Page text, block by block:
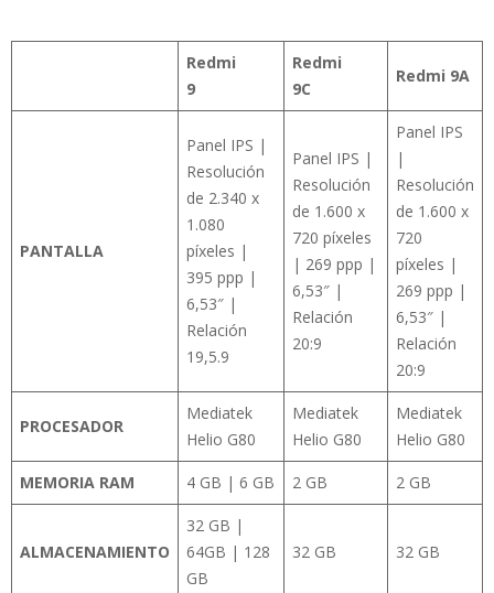
Redmi
9
Redmi
9C
Redmi 9A
PANTALLA
Panel IPS |
Resolución
de 2.340 x
1.080
píxeles |
395 ppp |
6,53″ |
Relación
19,5.9
Panel IPS |
Resolución
de 1.600 x
720 píxeles
| 269 ppp |
6,53″ |
Relación
20:9
Panel IPS
|
Resolución
de 1.600 x
720
píxeles |
269 ppp |
6,53″ |
Relación
20:9
PROCESADOR
Mediatek
Helio G80
Mediatek
Helio G80
Mediatek
Helio G80
MEMORIA RAM 4 GB | 6 GB 2 GB 2 GB
ALMACENAMIENTO
32 GB |
64GB | 128
GB
32 GB 32 GB